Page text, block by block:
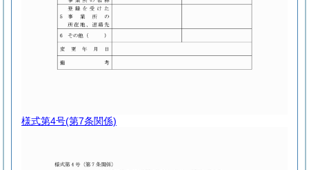
様式第4号(第7条関係)